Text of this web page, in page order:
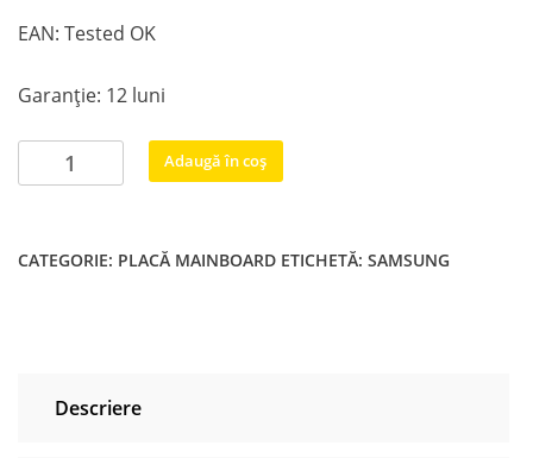
EAN: Tested OK
Garanție: 12 luni
Cantitate
BN9651850G
BN9651850H
BN9651850F
Adaugă în coș
CATEGORIE: PLACĂ MAINBOARD ETICHETĂ: SAMSUNG
Descriere